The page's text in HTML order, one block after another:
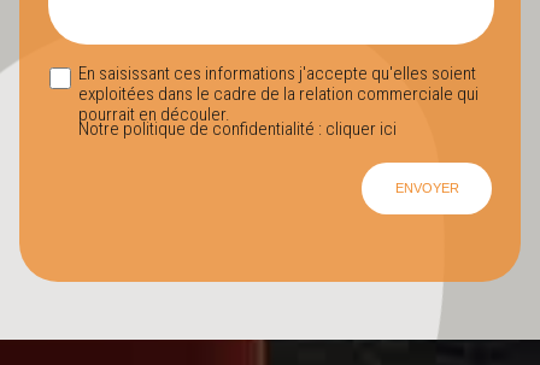
En saisissant ces informations j'accepte qu'elles soient
exploitées dans le cadre de la relation commerciale qui
pourrait en découler.
Notre politique de confidentialité : cliquer ici